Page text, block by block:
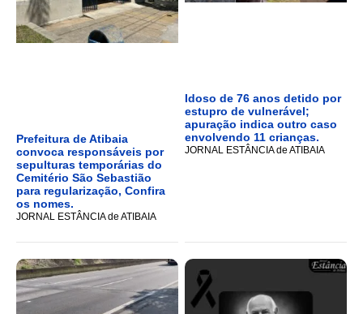
Prefeitura de Atibaia
convoca responsáveis por
sepulturas temporárias do
Cemitério São Sebastião
para regularização, Confira
os nomes.
JORNAL ESTÂNCIA de ATIBAIA
Idoso de 76 anos detido por
estupro de vulnerável;
apuração indica outro caso
envolvendo 11 crianças.
JORNAL ESTÂNCIA de ATIBAIA